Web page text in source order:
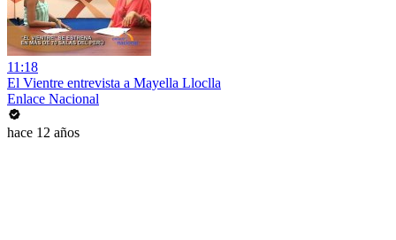
11:18
El Vientre entrevista a Mayella Lloclla
Enlace Nacional
hace 12 años